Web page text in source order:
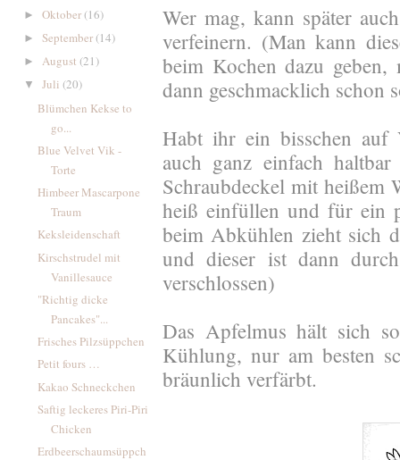
► Oktober(16)
► September(14)
► August (21)
▼ Juli (20)
Blümchen Kekse to
go...
Blue Velvet Vik -
Torte
Himbeer Mascarpone
Traum
Keksleidenschaft
Kirschstrudel mit
Vanillesauce
"Richtig dicke
Pancakes"...
Frisches Pilzsüppchen
Petit fours …
Kakao Schneckchen
Saftig leckeres Piri-Piri
Chicken
Erdbeerschaumsüppch
Wer mag, kann später
verfeinern. (Man kann
beim Kochen dazu
dann geschmacklich schon
Habt ihr ein bisschen auf
auch ganz einfach
Schraubdeckel mit heißem
heiß einfüllen und für ein
beim Abkühlen zieht sich
und dieser ist dann
verschlossen)
Das Apfelmus hält sich
Kühlung, nur am besten
bräunlich verfärbt.